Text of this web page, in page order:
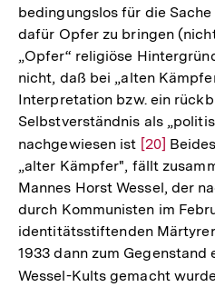
der
Fußnote
bedingungslos für die
dafür Opfer zu bringen
„Opfer“ religiöse
nicht, daß bei „alten
Interpretation bzw. ein
Selbstverständnis als
nachgewiesen ist Zur
Auflösung
der
Fußnote
[20]
„alter Kämpfer", fällt
Mannes Horst Wessel, der
durch Kommunisten im
identitätsstiftenden
1933 dann zum
Wessel-Kults gemacht wurde